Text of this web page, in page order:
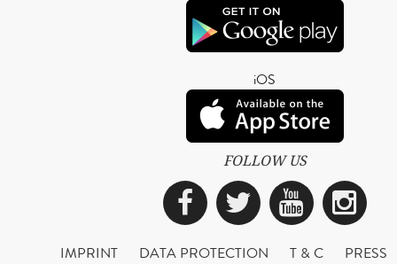
iOS
FOLLOW US
Facebook
Twitter
IMPRINT DATA PROTECTION T & C
PRESS